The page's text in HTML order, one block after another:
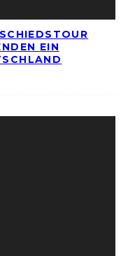
EIN